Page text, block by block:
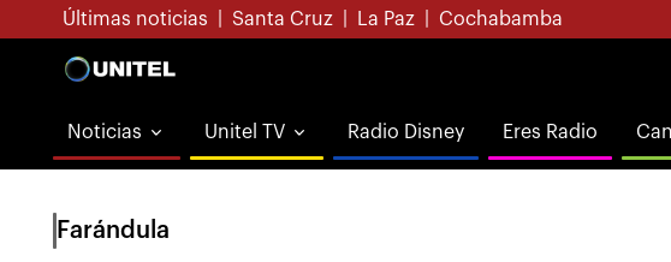
Últimas noticias Santa Cruz La Paz Cochabamba
Noticias Unitel TV Radio Disney Eres Radio
Farándula